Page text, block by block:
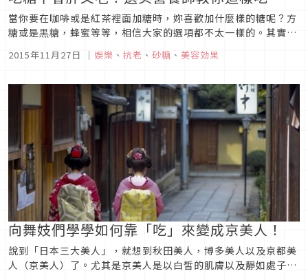
當你要在咖啡或是紅茶裡面加糖時，妳喜歡加什麼樣的糖呢？方
糖或是黒糖，蜂蜜等等，相信大家的選項都不太一樣的。其實砂
類就變成關鍵了。在這裡，讓我們來聽聽專家們怎麼選擇有益美
2015年11月27日 ｜ 娛樂 、 抗老 、 砂糖 、 美容効果
向舞妓們學學如何靠「吃」來變成京美人！
說到「日本三大美人」，就想到秋田美人，博多美人以及京都美
人（京美人）了。尤其是京美人是以白皙的肌膚以及靜如處子的